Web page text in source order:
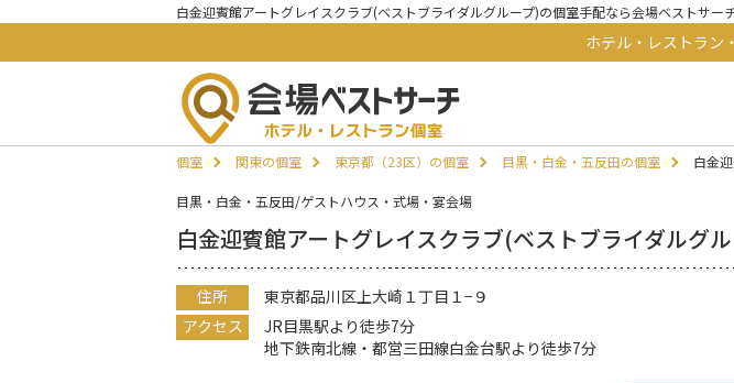
白金迎賓館アートグレイスクラブ(ベストブライダルグループ)の個室手配なら会場ベストサー
ホテル・レストラン
個室 関東の個室 東京都（23区）の個室 目黒・白金・五反田の個室 白金
目黒・白金・五反田/ゲストハウス・式場・宴会場
白金迎賓館アートグレイスクラブ(ベストブライダルグ
住所
東京都品川区上大崎１丁目１−９
アクセス
JR目黒駅より徒歩7分
地下鉄南北線・都営三田線白金台駅より徒歩7分